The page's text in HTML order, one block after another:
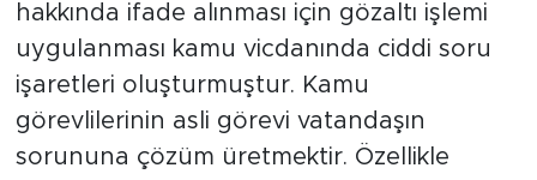
hakkında ifade alınması için gözaltı işlemi
uygulanması kamu vicdanında ciddi soru
işaretleri oluşturmuştur. Kamu
görevlilerinin asli görevi vatandaşın
sorununa çözüm üretmektir. Özellikle